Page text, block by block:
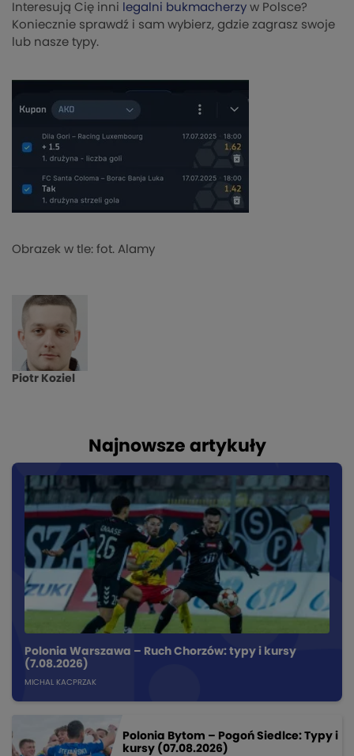
Interesują Cię inni legalni bukmacherzy w Polsce?
Koniecznie sprawdź i sam wybierz, gdzie zagrasz swoje
lub nasze typy.
Obrazek w tle: fot. Alamy
Piotr Koziel
Najnowsze artykuły
Polonia Warszawa – Ruch Chorzów: typy i kursy
(7.08.2026)
MICHAL KACPRZAK
Polonia Bytom – Pogoń Siedlce: Typy i
kursy (07.08.2026)